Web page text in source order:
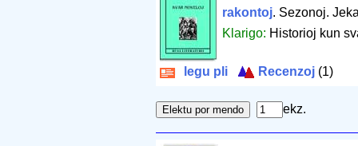
rakontoj. Sezonoj.
Klarigo: Historioj kun
legu pli Recenzoj (1)
ekz.